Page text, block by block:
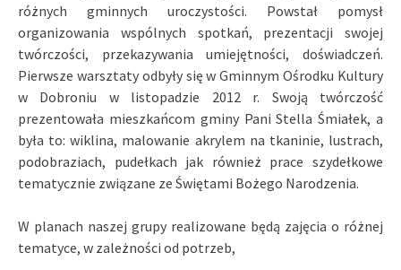
różnych gminnych uroczystości. Powstał pomysł
organizowania wspólnych spotkań, prezentacji swojej
twórczości, przekazywania umiejętności, doświadczeń.
Pierwsze warsztaty odbyły się w Gminnym Ośrodku Kultury
w Dobroniu w listopadzie 2012 r. Swoją twórczość
prezentowała mieszkańcom gminy Pani Stella Śmiałek, a
była to: wiklina, malowanie akrylem na tkaninie, lustrach,
podobraziach, pudełkach jak również prace szydełkowe
tematycznie związane ze Świętami Bożego Narodzenia.
W planach naszej grupy realizowane będą zajęcia o różnej
tematyce, w zależności od potrzeb,